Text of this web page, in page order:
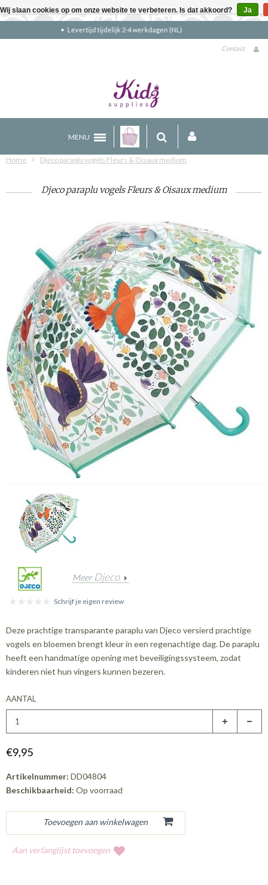
Gratis verzending boven €90 (NL)
Contact
MENU
Home Djeco paraplu vogels Fleurs & Oisaux medium
Djeco paraplu vogels Fleurs & Oisaux medium
Meer Djeco
Schrijf je eigen review
Deze prachtige transparante paraplu van Djeco versierd prachtige
vogels en bloemen brengt kleur in een regenachtige dag. De paraplu
heeft een handmatige opening met beveiligingssysteem, zodat
kinderen niet hun vingers kunnen bezeren.
AANTAL
€9,95
Artikelnummer: DD04804
Beschikbaarheid: Op voorraad
Aan verlanglijst toevoegen
Wij slaan cookies op om onze website te verbeteren. Is dat akkoord? Ja